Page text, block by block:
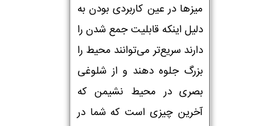
میزها در عین کاربردی بودن به
دلیل اینکه قابلیت جمع شدن را
دارند سریع‌تر می‌توانند محیط را
بزرگ جلوه دهند و از شلوغی
بصری در محیط نشیمن که
آخرین چیزی است که شما در